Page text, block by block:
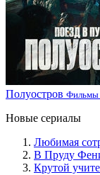
Полуостров Фильмы
Новые сериалы
Любимая
В Пруду
Крутой